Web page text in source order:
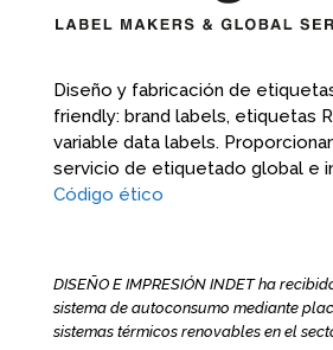
Diseño y fabricación de
friendly: brand labels, etiquetas
variable data labels.
servicio de etiquetado global e
Código ético
DISEÑO E IMPRESIÓN INDET ha
sistema de autoconsumo mediante
sistemas térmicos renovables en el